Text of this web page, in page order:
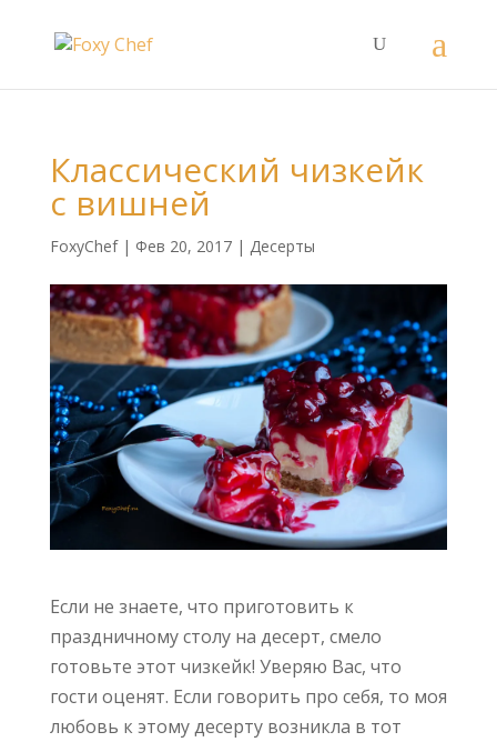
Классический чизкейк
с вишней
FoxyChef| Фев 20, 2017| Десерты
Если не знаете, что приготовить к
праздничному столу на десерт, смело
готовьте этот чизкейк! Уверяю Вас, что
гости оценят. Если говорить про себя, то моя
любовь к этому десерту возникла в тот